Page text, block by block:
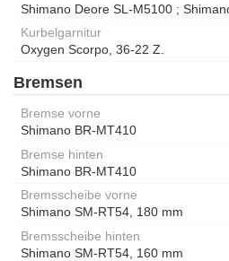
Shimano Deore SL-M5100 ;
Kurbelgarnitur
Oxygen Scorpo, 36-22 Z.
Bremsen
Bremse vorne
Shimano BR-MT410
Bremse hinten
Shimano BR-MT410
Bremsscheibe vorne
Shimano SM-RT54, 180 mm
Bremsscheibe hinten
Shimano SM-RT54, 160 mm